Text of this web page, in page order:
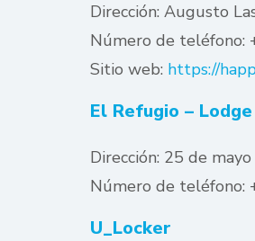
Dirección: Augusto
Número de teléfono:
Sitio web: https://
El Refugio –
Dirección: 25 de
Número de
U_Locker